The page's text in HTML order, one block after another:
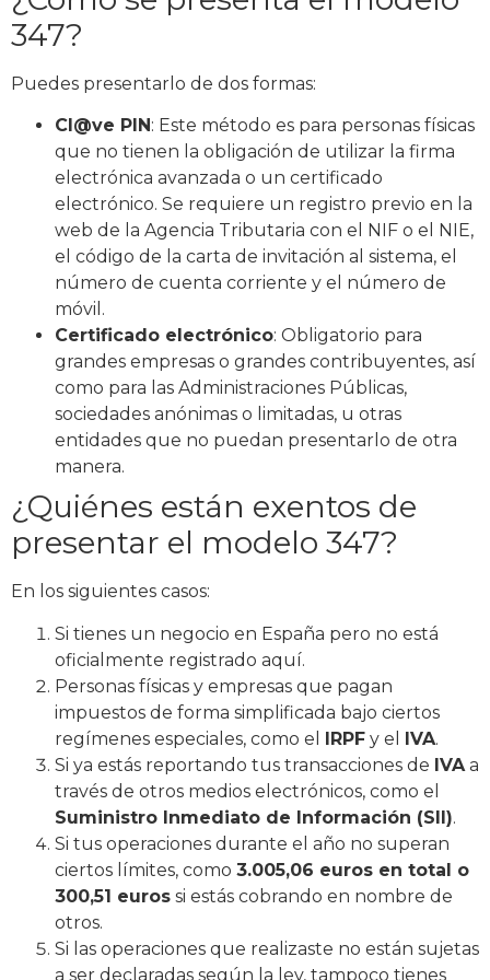
347?
Puedes presentarlo de dos formas:
Cl@ve PIN : Este método es para personas físicas
que no tienen la obligación de utilizar la firma
electrónica avanzada o un certificado
electrónico. Se requiere un registro previo en la
web de la Agencia Tributaria con el NIF o el NIE,
el código de la carta de invitación al sistema, el
número de cuenta corriente y el número de
móvil.
Certificado electrónico: Obligatorio para
grandes empresas o grandes contribuyentes, así
como para las Administraciones Públicas,
sociedades anónimas o limitadas, u otras
entidades que no puedan presentarlo de otra
manera.
¿Quiénes están exentos de
presentar el modelo 347?
En los siguientes casos:
Si tienes un negocio en España pero no está
oficialmente registrado aquí.
Personas físicas y empresas que pagan
impuestos de forma simplificada bajo ciertos
regímenes especiales, como el IRPF y el IVA.
Si ya estás reportando tus transacciones de IVAa
través de otros medios electrónicos, como el
Suministro Inmediato de Información (SII).
Si tus operaciones durante el año no superan
ciertos límites, como 3.005,06 euros en total o
300,51 euros si estás cobrando en nombre de
otros.
Si las operaciones que realizaste no están sujetas
a ser declaradas según la ley, tampoco tienes